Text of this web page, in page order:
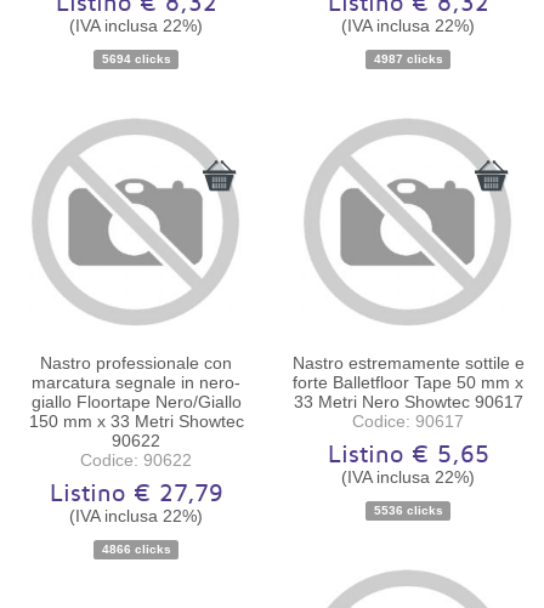
Disponibilità:Ordinabile
(IVA inclusa 22%)
5694 clicks
Disponibilità:Ordinabile
(IVA inclusa 22%)
4987 clicks
Disponibilità:Ordinabile
Nastro professionale con
marcatura segnale in nero-
giallo Floortape Nero/Giallo
150 mm x 33 Metri Showtec
90622
Codice: 90622
Listino € 27,79
(IVA inclusa 22%)
4866 clicks
Disponibilità:Ordinabile
Nastro estremamente sottile e
forte Balletfloor Tape 50 mm x
33 Metri Nero Showtec 90617
Codice: 90617
Listino € 5,65
(IVA inclusa 22%)
5536 clicks